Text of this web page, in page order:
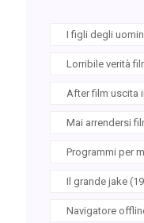
I figli degli
Lorribile verità
After film uscita
Mai arrendersi
Programmi per
Il grande jake
Navigatore